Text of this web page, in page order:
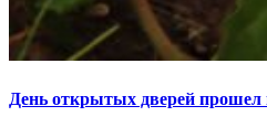
День открытых дверей прошел